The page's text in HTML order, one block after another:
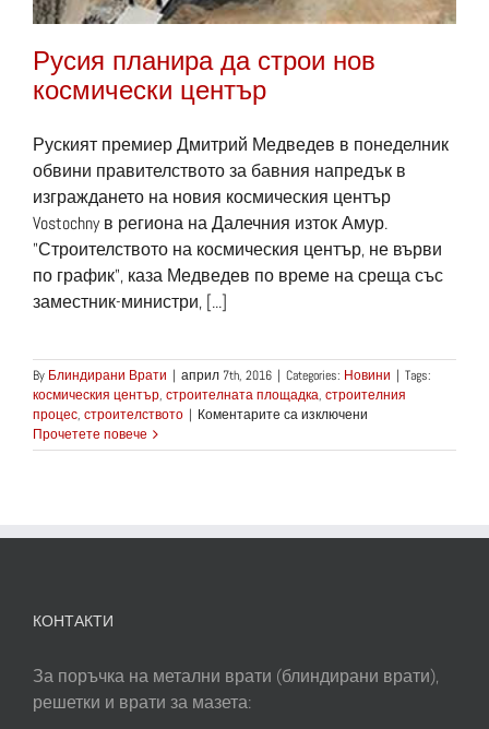
Русия планира да строи нов
космически център
Руският премиер Дмитрий Медведев в понеделник
обвини правителството за бавния напредък в
изграждането на новия космическия център
Vostochny в региона на Далечния изток Амур.
"Строителството на космическия център, не върви
по график", каза Медведев по време на среща със
заместник-министри, [...]
By Блиндирани Врати | април 7th, 2016 | Categories: Новини | Tags:
космическия център, строителната площадка, строителния
процес, строителството | Коментарите са изключени
планира
Прочетете повече
КОНТАКТИ
За поръчка на метални врати (блиндирани врати),
решетки и врати за мазета: